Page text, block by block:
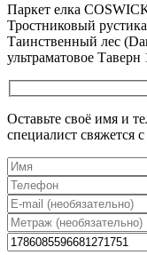
Паркет елка
Тростниковый
Таинственный лес
ультраматовое Таверн
Оставьте своё имя и
специалист свяжется